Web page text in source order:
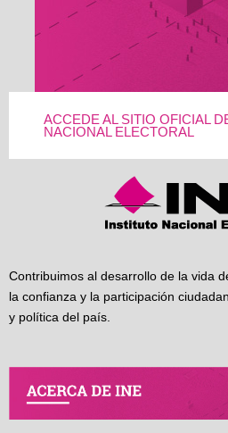
ACCEDE AL SITIO OFICIAL
NACIONAL ELECTORAL
Contribuimos al desarrollo de la vida
la confianza y la participación
y política del país.